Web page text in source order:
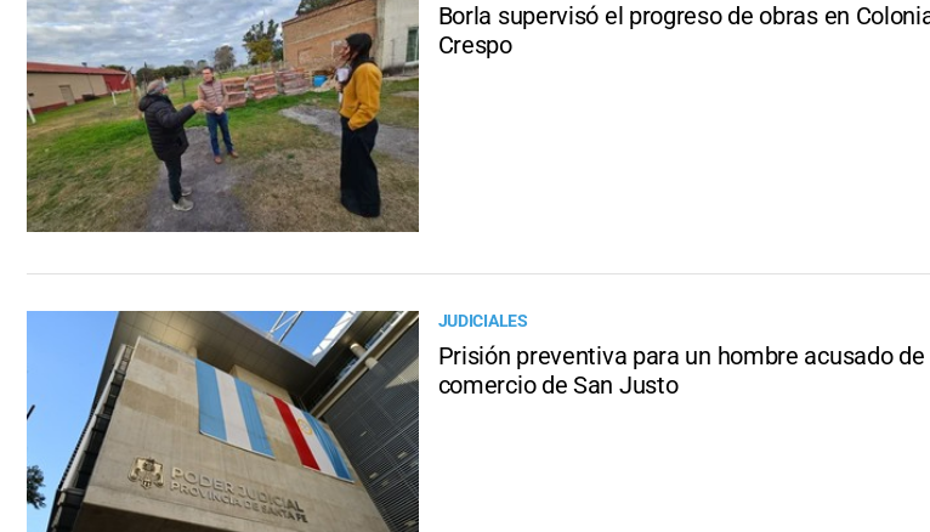
Borla supervisó el progreso de obras en
Crespo
JUDICIALES
Prisión preventiva para un hombre acusado
comercio de San Justo